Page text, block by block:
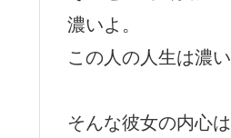
濃いよ。
この人の人生は濃い
そんな彼女の内心